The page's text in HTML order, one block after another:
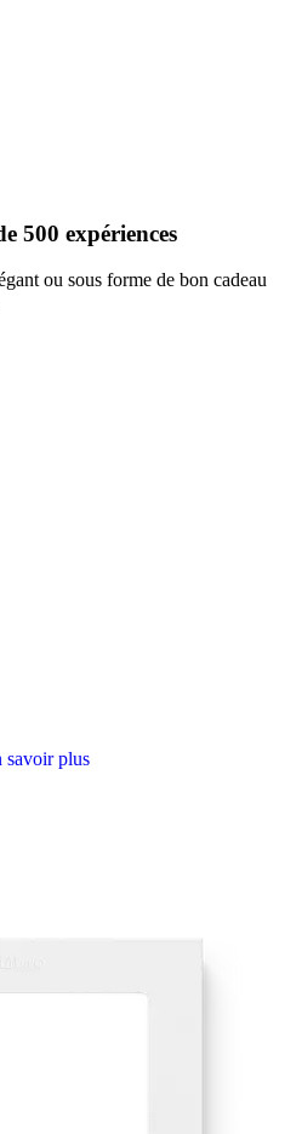
500 expériences
ou sous forme de bon cadeau
savoir plus